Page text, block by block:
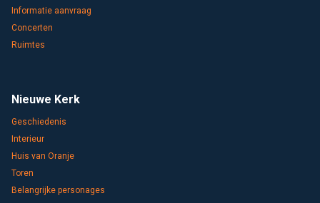
Informatie aanvraag
Concerten
Ruimtes
Nieuwe Kerk
Geschiedenis
Interieur
Huis van Oranje
Toren
Belangrijke personages